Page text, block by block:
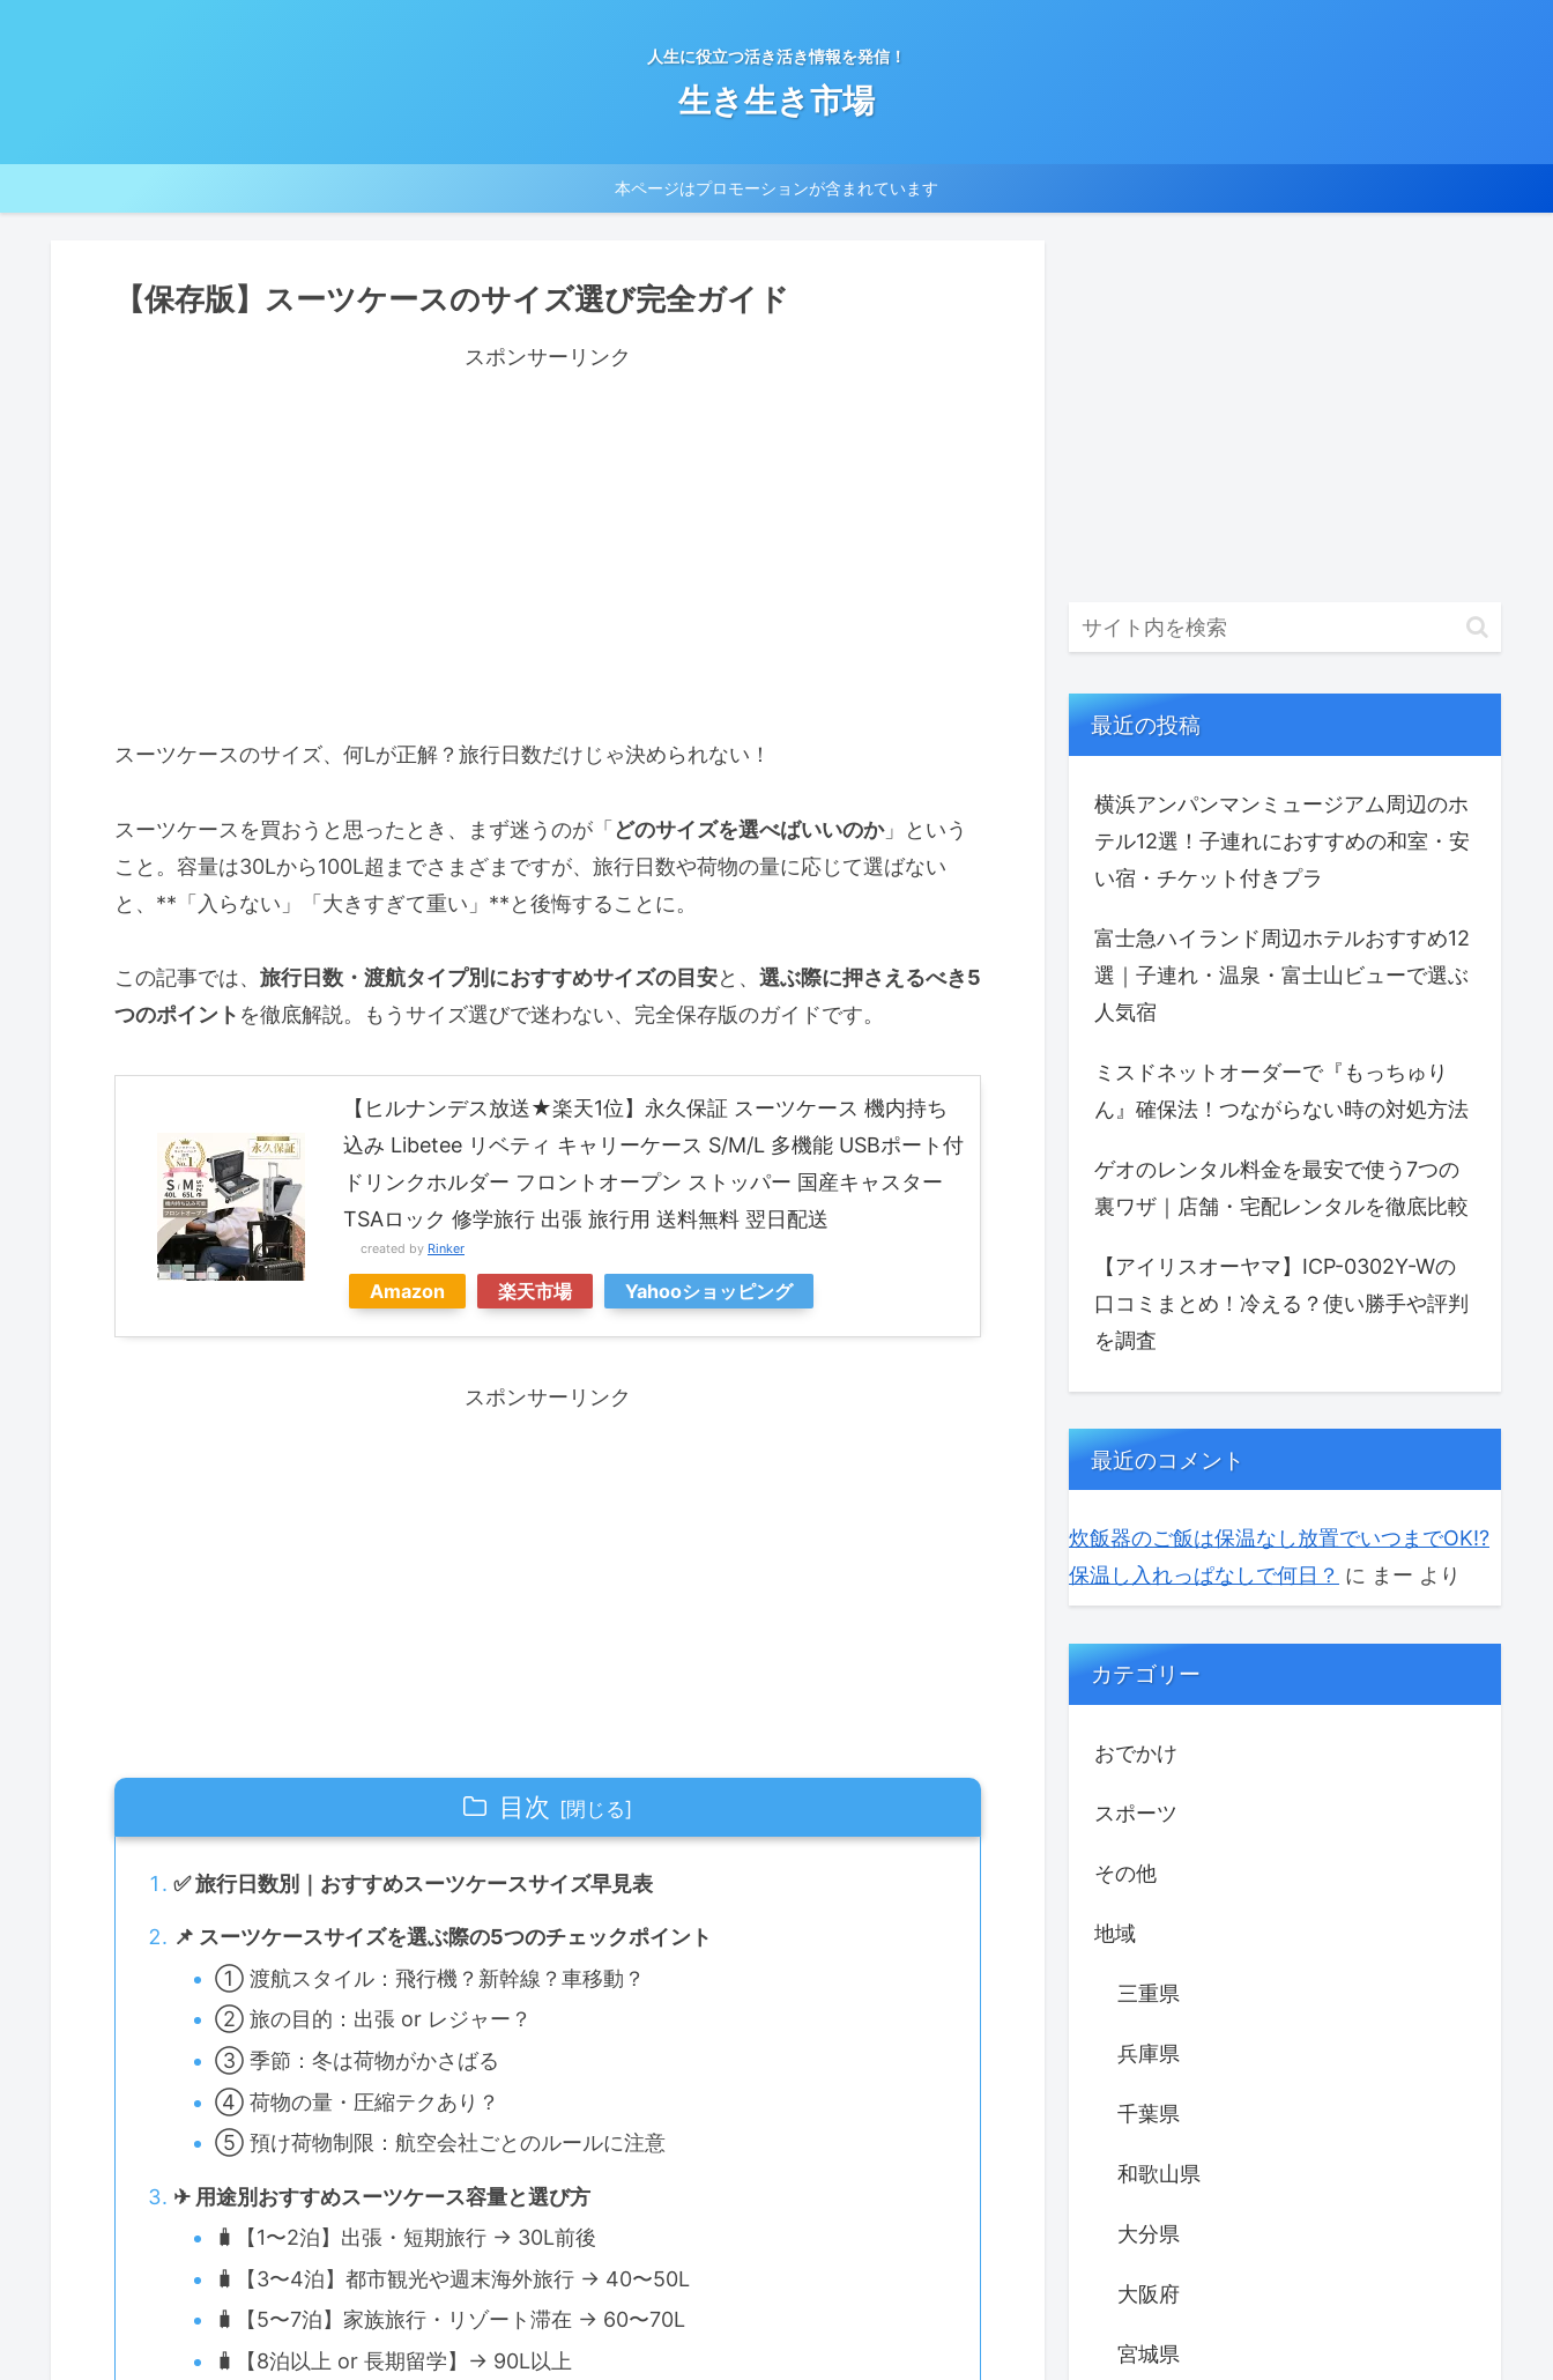
人生に役立つ活き活き情報を発信！
生き生き市場
本ページはプロモーションが含まれています
【保存版】スーツケースのサイズ選び完全ガイド
スポンサーリンク
スーツケースのサイズ、何Lが正解？旅行日数だけじゃ決められない！
スーツケースを買おうと思ったとき、まず迷うのが「どのサイズを選べばいいのか」という
こと。容量は30Lから100L超までさまざまですが、旅行日数や荷物の量に応じて選ばない
と、**「入らない」「大きすぎて重い」**と後悔することに。
この記事では、 旅行日数・渡航タイプ別におすすめサイズの目安と、 選ぶ際に押さえるべき5
つのポイント を徹底解説。もうサイズ選びで迷わない、完全保存版のガイドです。
【ヒルナンデス放送★楽天1位】永久保証 スーツケース 機内持ち
込み Libetee リベティ キャリーケース S/M/L 多機能 USBポート付
ドリンクホルダー フロントオープン ストッパー 国産キャスター
TSAロック 修学旅行 出張 旅行用 送料無料 翌日配送
created by Rinker
Amazon 楽天市場 Yahooショッピング
スポンサーリンク
目次
✅ 旅行日数別｜おすすめスーツケースサイズ早見表
📌 スーツケースサイズを選ぶ際の5つのチェックポイント
① 渡航スタイル：飛行機？新幹線？車移動？
② 旅の目的：出張 or レジャー？
③ 季節：冬は荷物がかさばる
④ 荷物の量・圧縮テクあり？
⑤ 預け荷物制限：航空会社ごとのルールに注意
✈ 用途別おすすめスーツケース容量と選び方
🧳【1〜2泊】出張・短期旅行 → 30L前後
🧳【3〜4泊】都市観光や週末海外旅行 → 40〜50L
🧳【5〜7泊】家族旅行・リゾート滞在 → 60〜70L
🧳【8泊以上 or 長期留学】→ 90L以上
最近の投稿
横浜アンパンマンミュージアム周辺のホ
テル12選！子連れにおすすめの和室・安
い宿・チケット付きプラ
富士急ハイランド周辺ホテルおすすめ12
選｜子連れ・温泉・富士山ビューで選ぶ
人気宿
ミスドネットオーダーで『もっちゅり
ん』確保法！つながらない時の対処方法
ゲオのレンタル料金を最安で使う7つの
裏ワザ｜店舗・宅配レンタルを徹底比較
【アイリスオーヤマ】ICP-0302Y-Wの
口コミまとめ！冷える？使い勝手や評判
を調査
最近のコメント
炊飯器のご飯は保温なし放置でいつまでOK⁉
保温し入れっぱなしで何日？ に まー より
カテゴリー
おでかけ
スポーツ
その他
地域
三重県
兵庫県
千葉県
和歌山県
大分県
大阪府
宮城県